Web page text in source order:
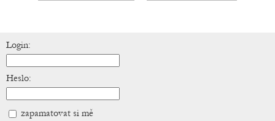
Login:
Heslo:
zapamatovat si mě